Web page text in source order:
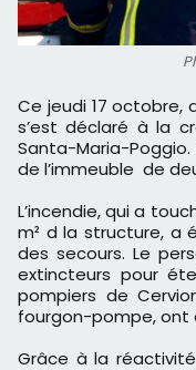
Ce jeudi 17 octobre, aux alentours de 12h15, un incendie
s’est déclaré à la
Santa-Maria-
de l’immeuble de
L’incendie, qui a
m² d la structure, a
des secours. Le
extincteurs pour
pompiers de
fourgon-pompe, ont
Grâce à la